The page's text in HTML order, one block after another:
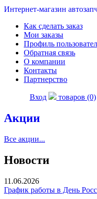
Интернет-магазин
Как сделать заказ
Мои заказы
Профиль
Обратная связь
О компании
Контакты
Партнерство
Вход товаров (0)
Акции
Все акции...
Новости
11.06.2026
График работы в День